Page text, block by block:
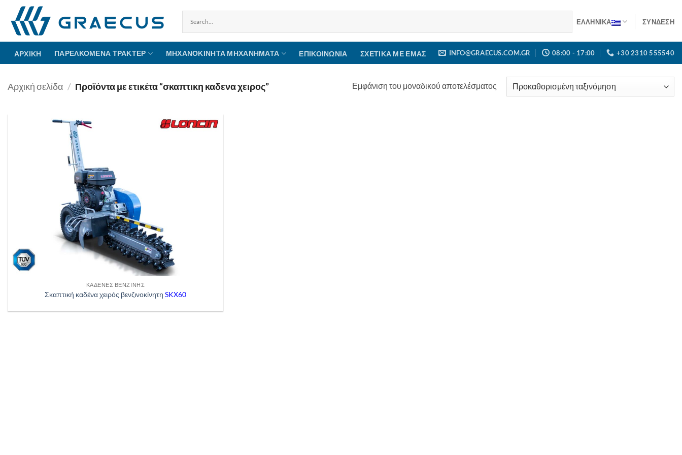
Μετάβαση
στο
περιεχόμενο
ΕΛΛΗΝΙΚΑ ΣΎΝΔΕΣΗ
ΑΡΧΙΚΉ ΠΑΡΕΛΚΌΜΕΝΑ ΤΡΑΚΤΈΡ ΜΗΧΑΝΟΚΊΝΗΤΑ ΜΗΧΑΝΉΜΑΤΑ ΕΠΙΚΟΙΝΩΝΊΑ ΣΧΕΤΙΚΆ ΜΕ ΕΜΆΣ INFO@GRAECUS.COM.GR 08:00 - 17:00 +30 2310 555540
Αρχική σελίδα / Προϊόντα με ετικέτα “σκαπτικη καδενα χειρος” Εμφάνιση του μοναδικού αποτελέσματος
ΚΑΔΈΝΕΣ ΒΕΝΖΊΝΗΣ
Σκαπτική καδένα χειρός βενζινοκίνητη SKX60